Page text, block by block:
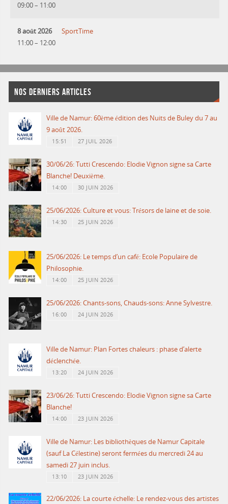
09:00– 11:00
8 août 2026
11:00– 12:00
SportTime
NOS DERNIERS ARTICLES
Ville de Namur: 60ème édition des Nuits de Buley du 7 au
9 août 2026.
15:51 27 JUIL 2026
30/06/26: Tutti Crescendo: Elodie Vignon signe sa Carte
Blanche! Deuxième.
14:00 30 JUIN 2026
25/06/2026: Culture et vous: Trésors de laine et de soie.
14:30 25 JUIN 2026
25/06/2026: Le temps d’un café: Ecole Populaire de
Philosophie.
14:00 25 JUIN 2026
25/06/2026: Chants-sons, Chauds-sons: Anne Sylvestre.
16:00 24 JUIN 2026
Ville de Namur: Plan Fortes chaleurs : phase d’alerte
déclenchée.
13:20 24 JUIN 2026
23/06/26: Tutti Crescendo: Elodie Vignon signe sa Carte
Blanche!
14:00 23 JUIN 2026
Ville de Namur: Les bibliothèques de Namur Capitale
(sauf La Célestine) seront fermées du mercredi 24 au
samedi 27 juin inclus.
13:10 23 JUIN 2026
22/06/2026: La courte échelle: Le rendez-vous des artistes